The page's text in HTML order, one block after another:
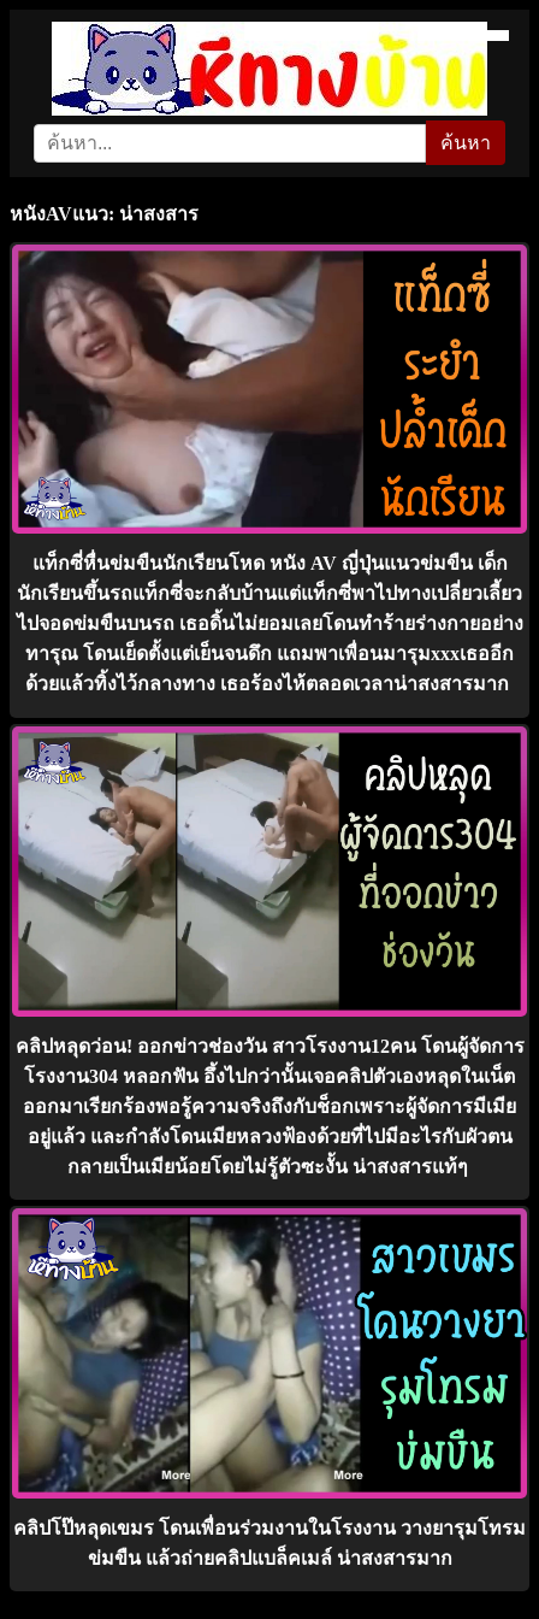
ค้นหา
หนังAVแนว: น่าสงสาร
แท็กซี่หื่นข่มขืนนักเรียนโหด หนัง AV ญี่ปุ่นแนวข่มขืน เด็ก
นักเรียนขึ้นรถแท็กซี่จะกลับบ้านแต่แท็กซี่พาไปทางเปลี่ยวเลี้ยว
ไปจอดข่มขืนบนรถ เธอดิ้นไม่ยอมเลยโดนทำร้ายร่างกายอย่าง
ทารุณ โดนเย็ดตั้งแต่เย็นจนดึก แถมพาเพื่อนมารุมxxxเธออีก
ด้วยแล้วทิ้งไว้กลางทาง เธอร้องไห้ตลอดเวลาน่าสงสารมาก
คลิปหลุดว่อน! ออกข่าวช่องวัน สาวโรงงาน12คน โดนผู้จัดการ
โรงงาน304 หลอกฟัน อึ้งไปกว่านั้นเจอคลิปตัวเองหลุดในเน็ต
ออกมาเรียกร้องพอรู้ความจริงถึงกับช็อกเพราะผู้จัดการมีเมีย
อยู่แล้ว และกำลังโดนเมียหลวงฟ้องด้วยที่ไปมีอะไรกับผัวตน
กลายเป็นเมียน้อยโดยไม่รู้ตัวซะงั้น น่าสงสารแท้ๆ
คลิปโป๊หลุดเขมร โดนเพื่อนร่วมงานในโรงงาน วางยารุมโทรม
ข่มขืน แล้วถ่ายคลิปแบล็คเมล์ น่าสงสารมาก